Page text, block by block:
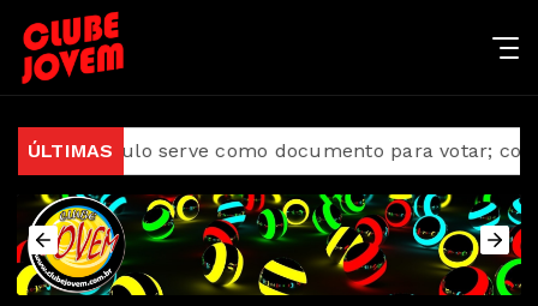
ÚLTIMAS
E-Título serve como documento para votar;